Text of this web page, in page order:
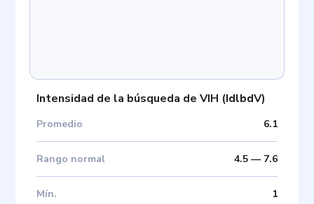
Intensidad de la búsqueda de VIH (IdlbdV)
Promedio 6.1
Rango normal 4.5— 7.6
Mín. 1